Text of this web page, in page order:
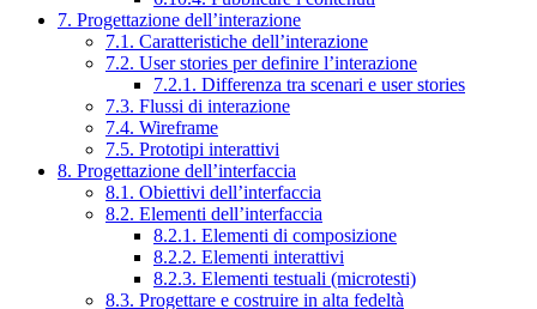
7. Progettazione dell’interazione
7.1. Caratteristiche dell’interazione
7.2. User stories per definire l’interazione
7.2.1. Differenza tra scenari e user stories
7.3. Flussi di interazione
7.4. Wireframe
7.5. Prototipi interattivi
8. Progettazione dell’interfaccia
8.1. Obiettivi dell’interfaccia
8.2. Elementi dell’interfaccia
8.2.1. Elementi di composizione
8.2.2. Elementi interattivi
8.2.3. Elementi testuali (microtesti)
8.3. Progettare e costruire in alta fedeltà